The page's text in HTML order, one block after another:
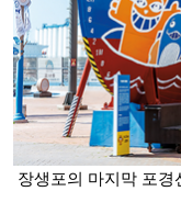
장생포의 마지막 포